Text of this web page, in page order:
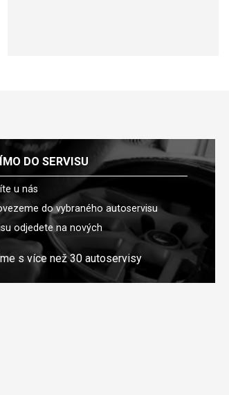
DO SERVISU
u nás
do vybraného autoservisu
odjedete na nových
s více než 30 autoservisy